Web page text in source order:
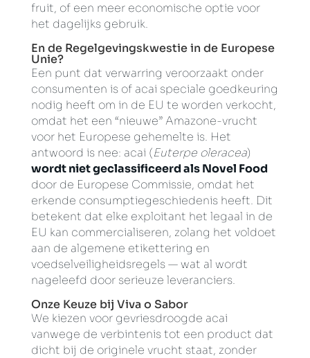
fruit, of een meer economische optie voor
het dagelijks gebruik.
En de Regelgevingskwestie in de Europese
Unie?
Een punt dat verwarring veroorzaakt onder
consumenten is of acai speciale goedkeuring
nodig heeft om in de EU te worden verkocht,
omdat het een “nieuwe” Amazone-vrucht
voor het Europese gehemelte is. Het
antwoord is nee: acai (Euterpe oleracea)
wordt niet geclassificeerd als Novel Food
door de Europese Commissie, omdat het
erkende consumptiegeschiedenis heeft. Dit
betekent dat elke exploitant het legaal in de
EU kan commercialiseren, zolang het voldoet
aan de algemene etikettering en
voedselveiligheidsregels — wat al wordt
nageleefd door serieuze leveranciers.
Onze Keuze bij Viva o Sabor
We kiezen voor gevriesdroogde acai
vanwege de verbintenis tot een product dat
dicht bij de originele vrucht staat, zonder